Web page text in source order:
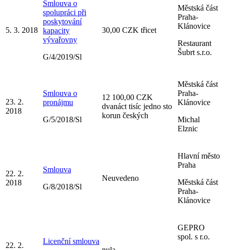
5. 3. 2018
Smlouva o
spolupráci při
poskytování
kapacity
vývařovny
G/4/2019/Sl
30,00 CZK třicet
Městská část
Praha-
Klánovice
Restaurant
Šubrt s.r.o.
23. 2.
2018
Smlouva o
pronájmu
G/5/2018/Sl
12 100,00 CZK
dvanáct tisíc jedno sto
korun českých
Městská část
Praha-
Klánovice
Michal
Elznic
22. 2.
2018
Smlouva
G/8/2018/Sl
Neuvedeno
Hlavní město
Praha
Městská část
Praha-
Klánovice
22. 2.
Licenční smlouva
GEPRO
spol. s r.o.